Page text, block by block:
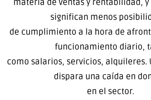
materia de ventas y rentabilidad,
significan menos
de cumplimiento a la hora de
funcionamiento diario,
como salarios, servicios, alquileres.
dispara una caída en
en el sector.